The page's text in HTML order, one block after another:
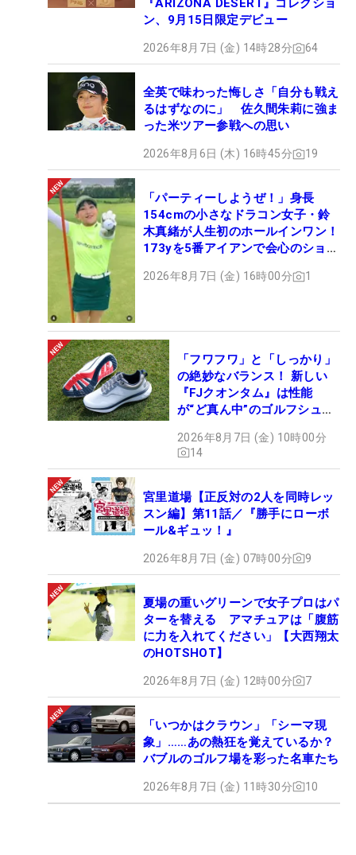
『ARIZONA DESERT』コレクショ
ン、9月15日限定デビュー
2026年8月7日 (金) 14時28分 64
全英で味わった悔しさ「自分も戦え
るはずなのに」 佐久間朱莉に強ま
った米ツアー参戦への思い
2026年8月6日 (木) 16時45分 19
「パーティーしようぜ！」身長
154cmの小さなドラコン女子・鈴
木真緒が人生初のホールインワン！
173yを5番アイアンで会心のショッ
2026年8月7日 (金) 16時00分 1
「フワフワ」と「しっかり」
の絶妙なバランス！ 新しい
『FJクオンタム』は性能
が“ど真ん中”のゴルフシュー
2026年8月7日 (金) 10時00分
14
宮里道場【正反対の2人を同時レッ
スン編】第11話／『勝手にローボ
ール&ギュッ！』
2026年8月7日 (金) 07時00分 9
夏場の重いグリーンで女子プロはパ
ターを替える アマチュアは「腹筋
に力を入れてください」【大西翔太
のHOTSHOT】
2026年8月7日 (金) 12時00分 7
「いつかはクラウン」「シーマ現
象」……あの熱狂を覚えているか？
バブルのゴルフ場を彩った名車たち
2026年8月7日 (金) 11時30分 10